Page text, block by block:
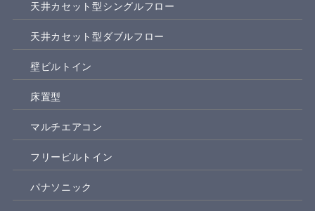
天井カセット型シングルフロー
天井カセット型ダブルフロー
壁ビルトイン
床置型
マルチエアコン
フリービルトイン
パナソニック